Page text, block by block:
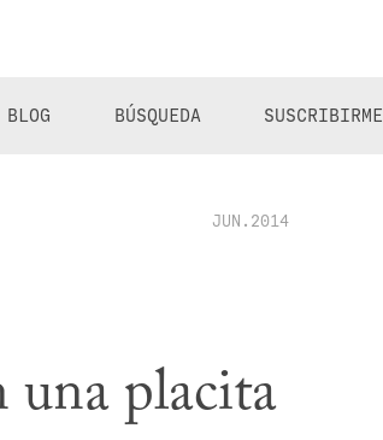
BLOG BÚSQUEDA SUSCRIBIRME
JUN.2014
una placita